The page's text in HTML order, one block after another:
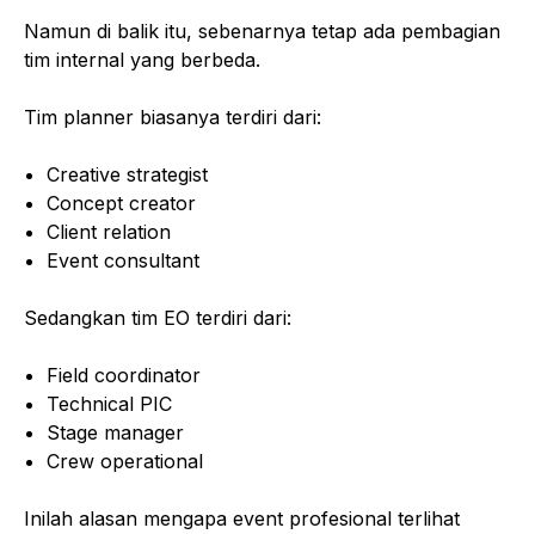
Namun di balik itu, sebenarnya tetap ada pembagian
tim internal yang berbeda.
Tim planner biasanya terdiri dari:
Creative strategist
Concept creator
Client relation
Event consultant
Sedangkan tim EO terdiri dari:
Field coordinator
Technical PIC
Stage manager
Crew operational
Inilah alasan mengapa event profesional terlihat